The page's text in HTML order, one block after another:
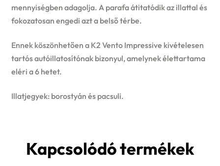
mennyiségben adagolja. A parafa átitatódik az illattal és
fokozatosan engedi azt a belső térbe.
Ennek köszönhetően a K2 Vento Impressive kivételesen
tartós autóillatosítónak bizonyul, amelynek élettartama
eléri a 6 hetet.
Illatjegyek: borostyán és pacsuli.
Kapcsolódó termékek